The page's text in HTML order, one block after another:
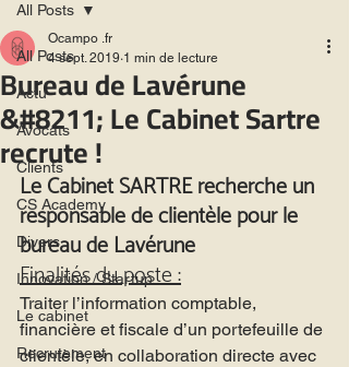
All Posts
Actu
Avocats
Clients
CS Academy
Divers
Innovation / Startup
Le cabinet
Recrutement
All Posts
Bureau de Lavérune
&#8211; Le Cabinet Sartre
recrute !
Ocampo .fr
4 sept. 2019 1 min de lecture
Le Cabinet SARTRE recherche un
responsable de clientèle pour le
bureau de Lavérune
Finalités du poste :
Traiter l’information comptable,
financière et fiscale d’un portefeuille de
clientèle, en collaboration directe avec